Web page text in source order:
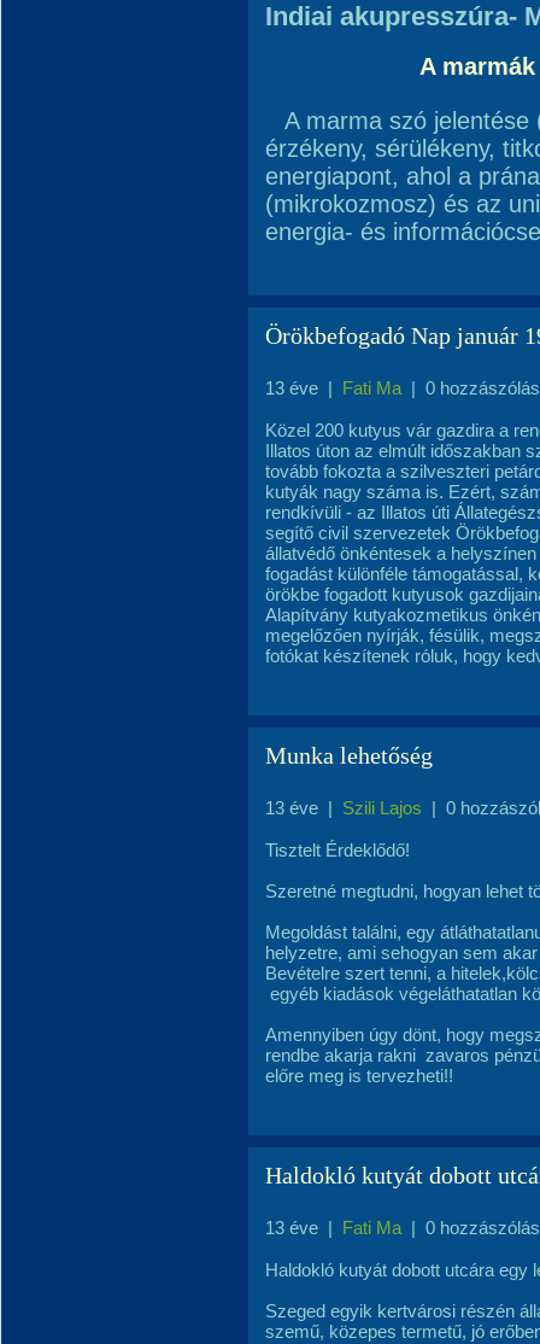
Indiai akupresszúra-
A
A marma szó
érzékeny, sérülékeny,
energiapont, ahol a
(mikrokozmosz) és az
energia- és
Örökbefogadó Nap január
13 éve | Fati Ma | 0 hozzászólás
Közel 200 kutyus vár gazdira a
Illatos úton az elmúlt időszakban
tovább fokozta a szilveszteri
kutyák nagy száma is. Ezért,
rendkívüli - az Illatos úti
segítő civil szervezetek
állatvédő önkéntesek a
fogadást különféle támogatással,
örökbe fogadott kutyusok
Alapítvány kutyakozmetikus
megelőzően nyírják, fésülik,
fotókat készítenek róluk, hogy
Munka lehetőség
13 éve | Szili Lajos | 0
Tisztelt Érdeklődő!
Szeretné megtudni, hogyan lehet
Megoldást találni, egy
helyzetre, ami sehogyan sem
Bevételre szert tenni, a
egyéb kiadások végeláthatatlan
Amennyiben úgy dönt, hogy
rendbe akarja rakni zavaros
előre meg is tervezheti!!
Haldokló kutyát dobott
13 éve | Fati Ma | 0 hozzászólás
Haldokló kutyát dobott utcára egy
Szeged egyik kertvárosi részén
szemű, közepes termetű, jó